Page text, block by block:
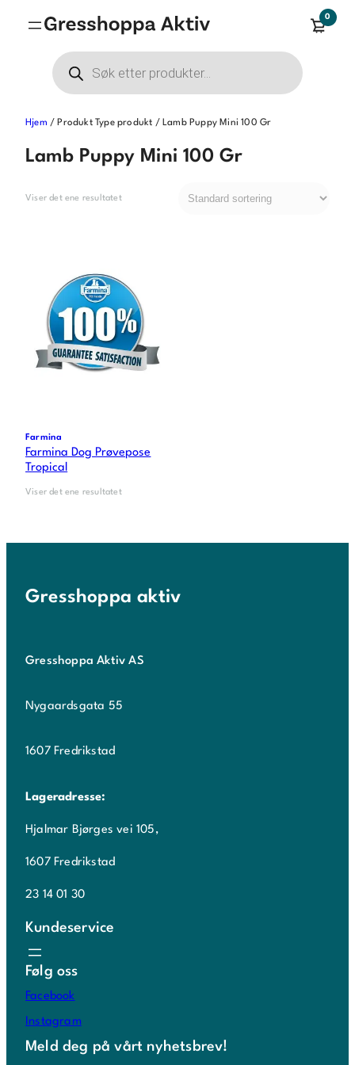
0
Products
search
Hjem / Produkt Type produkt / Lamb Puppy Mini 100 Gr
Lamb Puppy Mini 100 Gr
Viser det ene resultatet
Farmina
Farmina Dog Prøvepose
Tropical
Viser det ene resultatet
Gresshoppa aktiv
Gresshoppa Aktiv AS
Nygaardsgata 55
1607 Fredrikstad
Lageradresse:
Hjalmar Bjørges vei 105,
1607 Fredrikstad
23 14 01 30
Kundeservice
Følg oss
Facebook
Instagram
Meld deg på vårt nyhetsbrev!